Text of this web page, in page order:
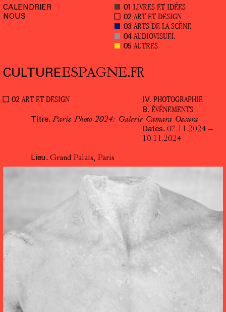
CALENDRIER
NOUS
01 LIVRES ET IDÉES
02 ART ET DESIGN
03 ARTS DE LA SCÈNE
04 AUDIOVISUEL
05 AUTRES
CULTUREESPAGNE.FR
02 ART ET DESIGN IV. PHOTOGRAPHIE
B. ÉVÉNEMENTS
Titre. Paris Photo 2024: Galerie Camara Oscura
Dates. 07.11.2024 –
10.11.2024
Lieu. Grand Palais, Paris